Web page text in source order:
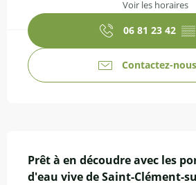
Voir les horaires
06 81 23 42 ▒▒
Contactez-nous
Prêt à en découdre avec les
d'eau vive de Saint-Clément-